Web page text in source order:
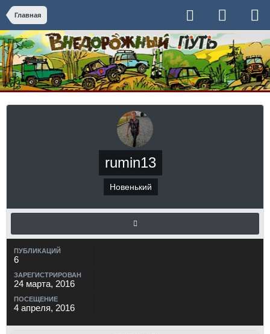
Главная
rumin13
Новенький
ПУБЛИКАЦИЙ
6
ЗАРЕГИСТРИРОВАН
24 марта, 2016
ПОСЕЩЕНИЕ
4 апреля, 2016